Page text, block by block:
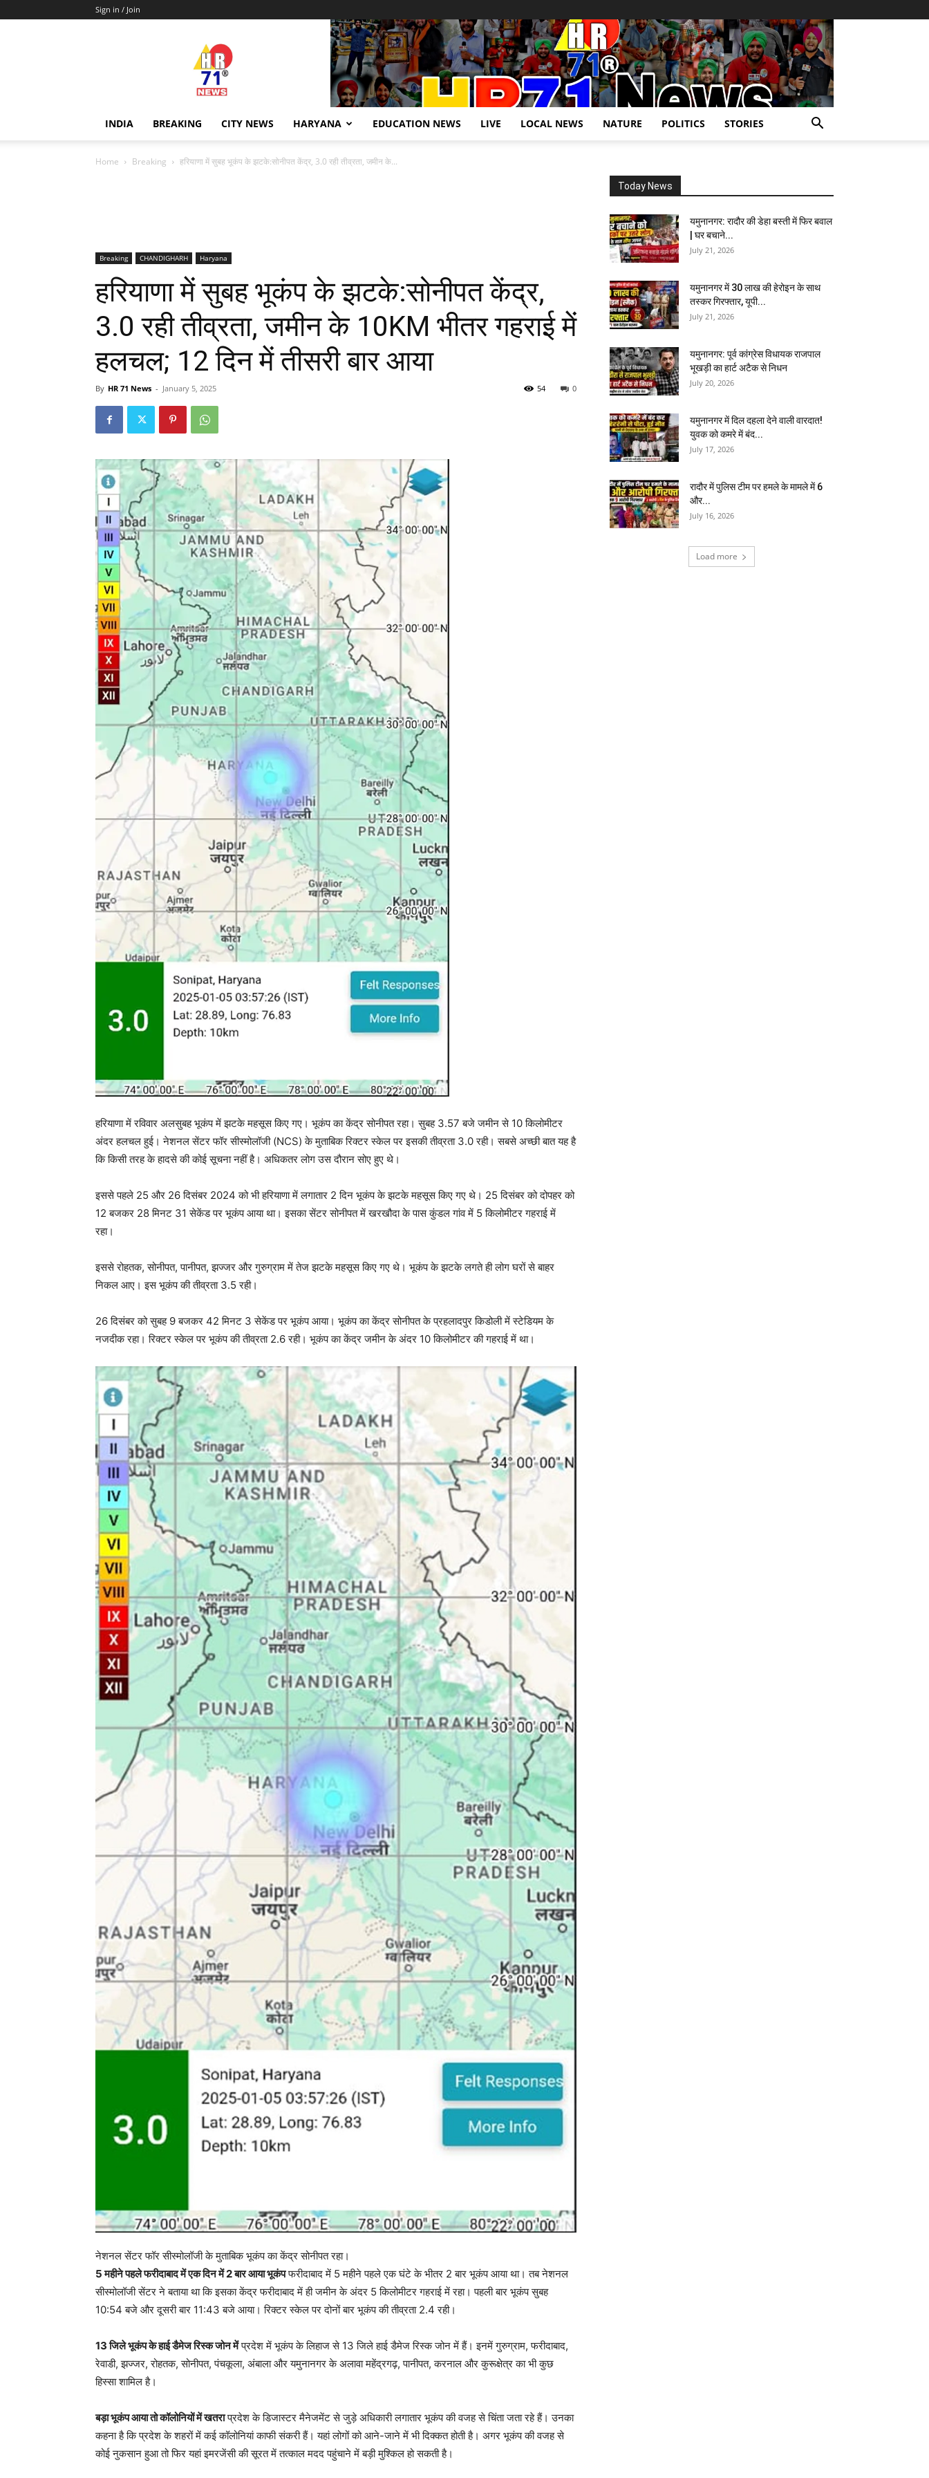
Sign in / Join
Hr71news
INDIA BREAKING CITY NEWS HARYANA EDUCATION NEWS LIVE LOCAL NEWS NATURE POLITICS STORIES
Home Breaking हरियाणा में सुबह भूकंप के झटके:सोनीपत केंद्र, 3.0 रही तीव्रता, जमीन के...
Breaking CHANDIGHARH Haryana
हरियाणा में सुबह भूकंप के झटके:सोनीपत केंद्र,
3.0 रही तीव्रता, जमीन के 10KM भीतर गहराई में
हलचल; 12 दिन में तीसरी बार आया
By HR 71 News - January 5, 2025 0
54
हरियाणा में रविवार अलसुबह भूकंप में झटके महसूस किए गए। भूकंप का केंद्र सोनीपत रहा। सुबह 3.57 बजे जमीन से 10 किलोमीटर
अंदर हलचल हुई। नेशनल सेंटर फॉर सीस्मोलॉजी (NCS) के मुताबिक रिक्टर स्केल पर इसकी तीव्रता 3.0 रही। सबसे अच्छी बात यह है
कि किसी तरह के हादसे की कोई सूचना नहीं है। अधिकतर लोग उस दौरान सोए हुए थे।
इससे पहले 25 और 26 दिसंबर 2024 को भी हरियाणा में लगातार 2 दिन भूकंप के झटके महसूस किए गए थे। 25 दिसंबर को दोपहर को
12 बजकर 28 मिनट 31 सेकेंड पर भूकंप आया था। इसका सेंटर सोनीपत में खरखौदा के पास कुंडल गांव में 5 किलोमीटर गहराई में
रहा।
इससे रोहतक, सोनीपत, पानीपत, झज्जर और गुरुग्राम में तेज झटके महसूस किए गए थे। भूकंप के झटके लगते ही लोग घरों से बाहर
निकल आए। इस भूकंप की तीव्रता 3.5 रही।
26 दिसंबर को सुबह 9 बजकर 42 मिनट 3 सेकेंड पर भूकंप आया। भूकंप का केंद्र सोनीपत के प्रहलादपुर किडोली में स्टेडियम के
नजदीक रहा। रिक्टर स्केल पर भूकंप की तीव्रता 2.6 रही। भूकंप का केंद्र जमीन के अंदर 10 किलोमीटर की गहराई में था।
नेशनल सेंटर फॉर सीस्मोलॉजी के मुताबिक भूकंप का केंद्र सोनीपत रहा।
5 महीने पहले फरीदाबाद में एक दिन में 2 बार आया भूकंपफरीदाबाद में 5 महीने पहले एक घंटे के भीतर 2 बार भूकंप आया था। तब नेशनल
सीस्मोलॉजी सेंटर ने बताया था कि इसका केंद्र फरीदाबाद में ही जमीन के अंदर 5 किलोमीटर गहराई में रहा। पहली बार भूकंप सुबह
10:54 बजे और दूसरी बार 11:43 बजे आया। रिक्टर स्केल पर दोनों बार भूकंप की तीव्रता 2.4 रही।
13 जिले भूकंप के हाई डैमेज रिस्क जोन मेंप्रदेश में भूकंप के लिहाज से 13 जिले हाई डैमेज रिस्क जोन में हैं। इनमें गुरुग्राम, फरीदाबाद,
रेवाडी, झज्जर, रोहतक, सोनीपत, पंचकूला, अंबाला और यमुनानगर के अलावा महेंद्रगढ़, पानीपत, करनाल और कुरूक्षेत्र का भी कुछ
हिस्सा शामिल है।
बड़ा भूकंप आया तो कॉलोनियों में खतराप्रदेश के डिजास्टर मैनेजमेंट से जुड़े अधिकारी लगातार भूकंप की वजह से चिंता जता रहे हैं। उनका
कहना है कि प्रदेश के शहरों में कई कॉलोनियां काफी संकरी हैं। यहां लोगों को आने-जाने में भी दिक्कत होती है। अगर भूकंप की वजह से
कोई नुकसान हुआ तो फिर यहां इमरजेंसी की सूरत में तत्काल मदद पहुंचाने में बड़ी मुश्किल हो सकती है।
Today News
यमुनानगर: रादौर की डेहा बस्ती में फिर बवाल
| घर बचाने...
July 21, 2026
यमुनानगर में 30 लाख की हेरोइन के साथ
तस्कर गिरफ्तार, यूपी...
July 21, 2026
यमुनानगर: पूर्व कांग्रेस विधायक राजपाल
भूखड़ी का हार्ट अटैक से निधन
July 20, 2026
यमुनानगर में दिल दहला देने वाली वारदात!
युवक को कमरे में बंद...
July 17, 2026
रादौर में पुलिस टीम पर हमले के मामले में 6
और...
July 16, 2026
Load more